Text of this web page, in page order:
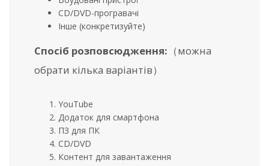
CD/DVD-програвачі
Інше (конкретизуйте)
Спосіб розповсюдження: （можна
обрати кілька варіантів）
YouTube
Додаток для смартфона
ПЗ для ПК
CD/DVD
Контент для завантаження